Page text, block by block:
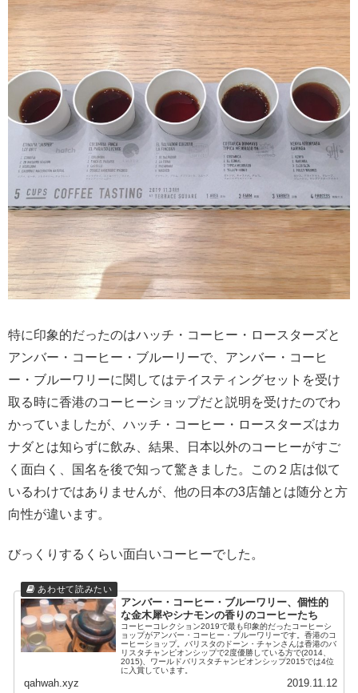
特に印象的だったのはハッチ・コーヒー・ロースターズと
アンバー・コーヒー・ブルーリーで、アンバー・コーヒ
ー・ブルーワリーに関してはテイスティングセットを受け
取る時に香港のコーヒーショップだと説明を受けたのでわ
かっていましたが、ハッチ・コーヒー・ロースターズはカ
ナダとは知らずに飲み、結果、日本以外のコーヒーがすご
く面白く、国名を後で知って驚きました。この２店は似て
いるわけではありませんが、他の日本の3店舗とは随分と方
向性が違います。
びっくりするくらい面白いコーヒーでした。
アンバー・コーヒー・ブルーワリー、個性的
な金木犀やシナモンの香りのコーヒーたち
コーヒーコレクション2019で最も印象的だったコーヒーシ
ョップがアンバー・コーヒー・ブルーワリーです。香港のコ
ーヒーショップ。バリスタのドーン・チャンさんは香港のバ
リスタチャンピオンシップで2度優勝している方で(2014、
2015)、ワールドバリスタチャンピオンシップ2015では4位
に入賞しています。
qahwah.xyz 2019.11.12